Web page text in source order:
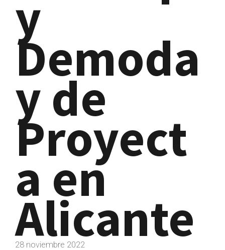
y
Demoda
y de
Proyect
a en
Alicante
28 noviembre 2022